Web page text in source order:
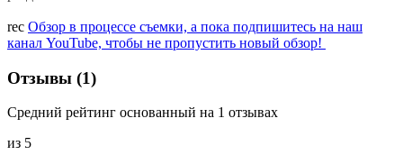
rec Обзор в процессе съемки, а пока подпишитесь на наш
канал YouTube, чтобы не пропустить новый обзор!
Отзывы (1)
Средний рейтинг основанный на 1 отзывах
из 5